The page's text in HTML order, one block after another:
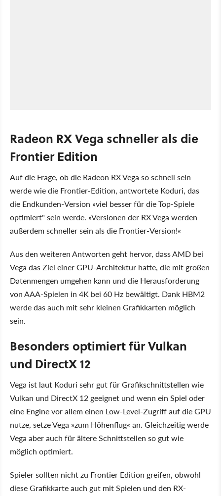
Radeon RX Vega schneller als die
Frontier Edition
Auf die Frage, ob die Radeon RX Vega so schnell sein
werde wie die Frontier-Edition, antwortete Koduri, das
die Endkunden-Version »viel besser für die Top-Spiele
optimiert" sein werde. »Versionen der RX Vega werden
außerdem schneller sein als die Frontier-Version!«
Aus den weiteren Antworten geht hervor, dass AMD bei
Vega das Ziel einer GPU-Architektur hatte, die mit großen
Datenmengen umgehen kann und die Herausforderung
von AAA-Spielen in 4K bei 60 Hz bewältigt. Dank HBM2
werde das auch mit sehr kleinen Grafikkarten möglich
sein.
Besonders optimiert für Vulkan
und DirectX 12
Vega ist laut Koduri sehr gut für Grafikschnittstellen wie
Vulkan und DirectX 12 geeignet und wenn ein Spiel oder
eine Engine vor allem einen Low-Level-Zugriff auf die GPU
nutze, setze Vega »zum Höhenflug« an. Gleichzeitig werde
Vega aber auch für ältere Schnittstellen so gut wie
möglich optimiert.
Spieler sollten nicht zu Frontier Edition greifen, obwohl
diese Grafikkarte auch gut mit Spielen und den RX-